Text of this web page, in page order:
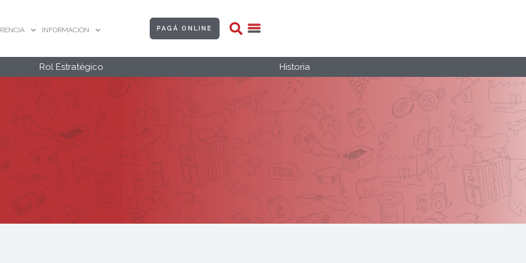
INFORMACIÓN PAGÁ ONLINE
Rol Estratégico Historia